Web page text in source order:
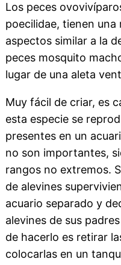
Los peces
poecilidae, tienen
aspectos similar a la
peces mosquito
lugar de una aleta
Muy fácil de criar, es
esta especie se
presentes en un
no son importantes,
rangos no extremos.
de alevines
acuario separado y
alevines de sus
de hacerlo es retirar
colocarlas en un